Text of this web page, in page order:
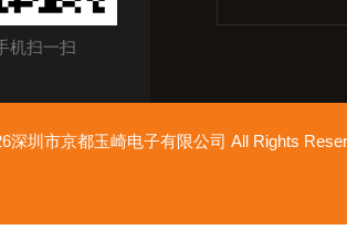
机扫一扫
深圳市京都玉崎电子有限公司 All Rights